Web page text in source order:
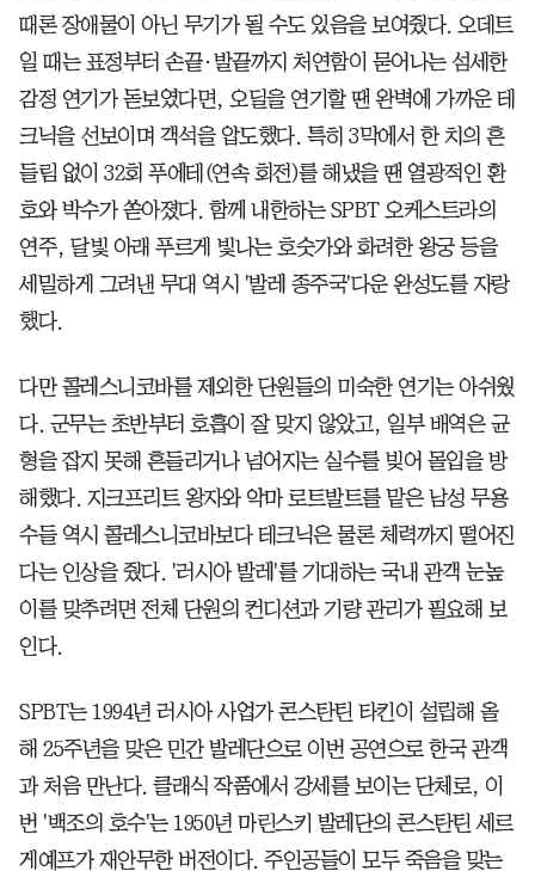
때론 장애물이 아닌 무기가 될 수도 있음을 보여줬다. 오데트
일 때는 표정부터 손끝·발끝까지 처연함이 묻어나는 섬세한
감정 연기가 돋보였다면, 오딜을 연기할 땐 완벽에 가까운 테
크닉을 선보이며 객석을 압도했다. 특히 3막에서 한 치의 흔
들림 없이 32회 푸에테(연속 회전)를 해냈을 땐 열광적인 환
호와 박수가 쏟아졌다. 함께 내한하는 SPBT 오케스트라의
연주, 달빛 아래 푸르게 빛나는 호숫가와 화려한 왕궁 등을
세밀하게 그려낸 무대 역시 '발레 종주국'다운 완성도를 자랑
했다.
다만 콜레스니코바를 제외한 단원들의 미숙한 연기는 아쉬웠
다. 군무는 초반부터 호흡이 잘 맞지 않았고, 일부 배역은 균
형을 잡지 못해 흔들리거나 넘어지는 실수를 빚어 몰입을 방
해했다. 지크프리트 왕자와 악마 로트발트를 맡은 남성 무용
수들 역시 콜레스니코바보다 테크닉은 물론 체력까지 떨어진
다는 인상을 줬다. '러시아 발레'를 기대하는 국내 관객 눈높
이를 맞추려면 전체 단원의 컨디션과 기량 관리가 필요해 보
인다.
SPBT는 1994년 러시아 사업가 콘스탄틴 타킨이 설립해 올
해 25주년을 맞은 민간 발레단으로 이번 공연으로 한국 관객
과 처음 만난다. 클래식 작품에서 강세를 보이는 단체로, 이
번 '백조의 호수'는 1950년 마린스키 발레단의 콘스탄틴 세르
게예프가 재안무한 버전이다. 주인공들이 모두 죽음을 맞는